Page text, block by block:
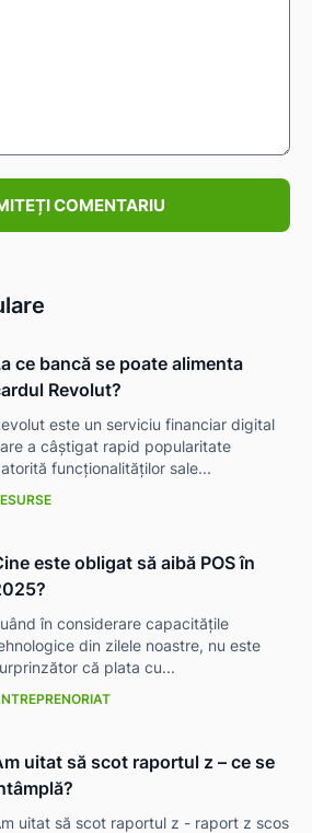
ce bancă se poate alimenta
Revolut?
este un serviciu financiar digital
a câștigat rapid popularitate
funcționalităților sale...
este obligat să aibă POS în
în considerare capacitățile
din zilele noastre, nu este
că plata cu...
uitat să scot raportul z – ce se
uitat să scot raportul z - raport z scos